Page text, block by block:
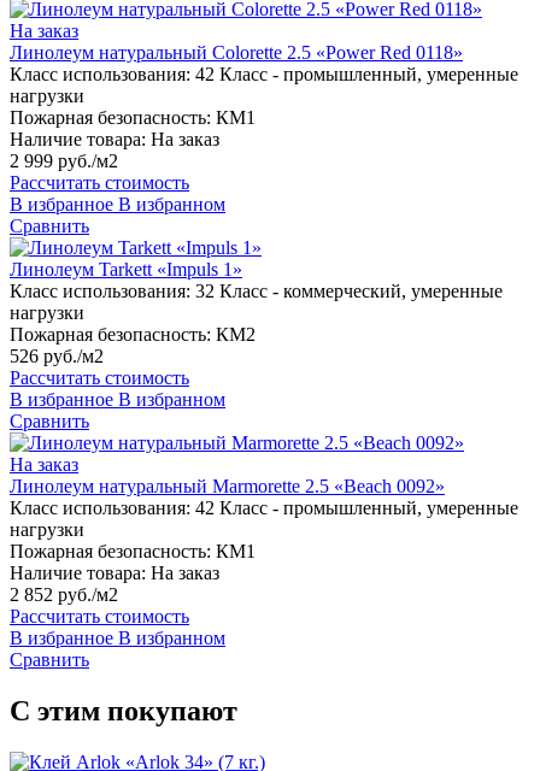
На заказ
Линолеум натуральный Colorette 2.5 «Power Red 0118»
Класс использования: 42 Класс - промышленный, умеренные
нагрузки
Пожарная безопасность: КМ1
Наличие товара: На заказ
2 999 руб./м2
Рассчитать стоимость
В избранное В избранном
Сравнить
Линолеум Tarkett «Impuls 1»
Класс использования: 32 Класс - коммерческий, умеренные
нагрузки
Пожарная безопасность: КМ2
526 руб./м2
Рассчитать стоимость
В избранное В избранном
Сравнить
На заказ
Линолеум натуральный Marmorette 2.5 «Beach 0092»
Класс использования: 42 Класс - промышленный, умеренные
нагрузки
Пожарная безопасность: КМ1
Наличие товара: На заказ
2 852 руб./м2
Рассчитать стоимость
В избранное В избранном
Сравнить
С этим покупают